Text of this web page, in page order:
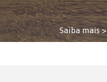
Saiba mais >